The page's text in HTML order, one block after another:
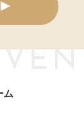
ム